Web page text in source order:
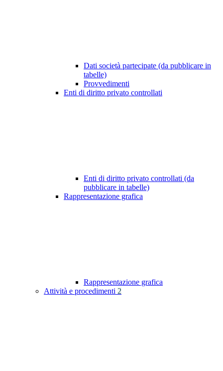
Dati società partecipate (da pubblicare in
tabelle)
Provvedimenti
Enti di diritto privato controllati
Enti di diritto privato controllati (da
pubblicare in tabelle)
Rappresentazione grafica
Rappresentazione grafica
Attività e procedimenti 2